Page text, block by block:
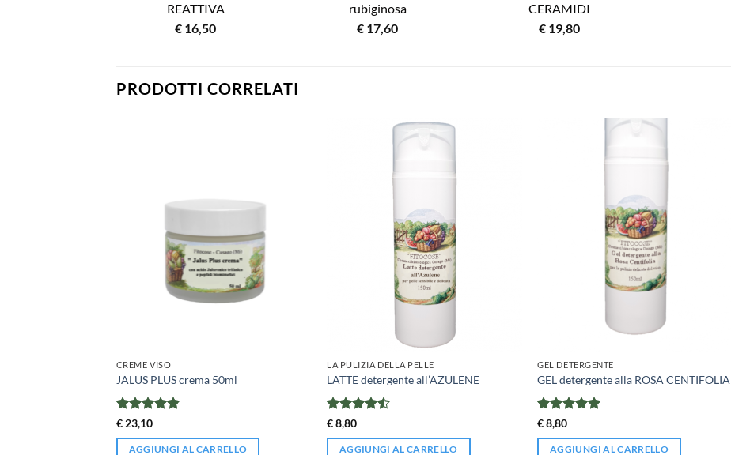
REATTIVA
€ 16,50
rubiginosa
€ 17,60
CERAMIDI
€ 19,80
PRODOTTI CORRELATI
CREME VISO
JALUS PLUS crema 50ml
Valutato
€23,10
AGGIUNGI AL CARRELLO
LA PULIZIA DELLA PELLE
LATTE detergente all’AZULENE
Valutato
€8,80
AGGIUNGI AL CARRELLO
GEL DETERGENTE
GEL detergente alla ROSA CENTIFOLIA
Valutato
€8,80
AGGIUNGI AL CARRELLO